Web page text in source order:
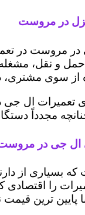
در مروست
در مروست در
و نقل،
از سوی
تعمیرات ال
چنانچه مجدداً
ال جی در
که بسیاری
را اقتصادی
پایین ترین